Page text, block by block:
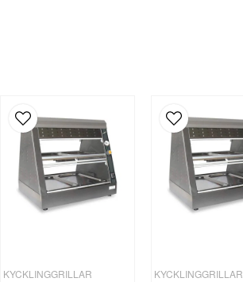
KYCKLINGGRILLAR
KYCKLINGGRILLAR